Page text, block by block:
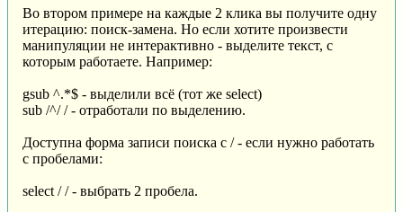
Во втором примере на каждые 2 клика вы получите одну
итерацию: поиск-замена. Но если хотите произвести
манипуляции не интерактивно - выделите текст, с
которым работаете. Например:
gsub ^.*$ - выделили всё (тот же select)
sub /^/ / - отработали по выделению.
Доступна форма записи поиска с / - если нужно работать
с пробелами:
select / / - выбрать 2 пробела.